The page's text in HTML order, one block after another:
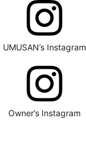
UMUSAN’s Instagram
Owner’s Instagram